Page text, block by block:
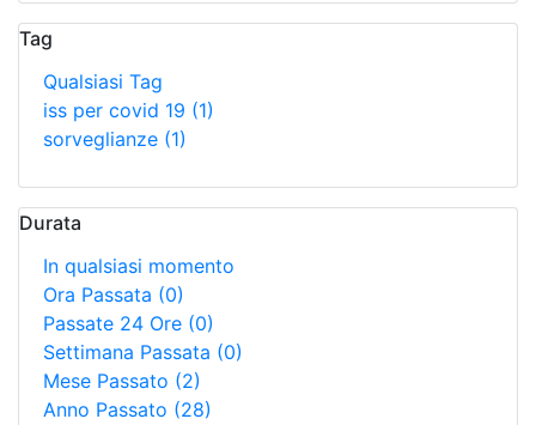
Tag
Qualsiasi Tag
iss per covid 19 (1)
sorveglianze (1)
Durata
In qualsiasi momento
Ora Passata (0)
Passate 24 Ore (0)
Settimana Passata (0)
Mese Passato (2)
Anno Passato (28)